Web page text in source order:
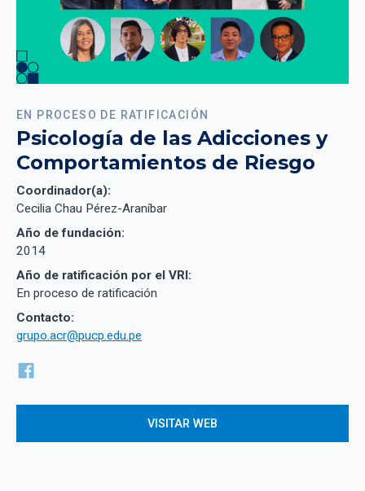
EN PROCESO DE RATIFICACIÓN
Psicología de las Adicciones y
Comportamientos de Riesgo
Coordinador(a):
Cecilia Chau Pérez-Araníbar
Año de fundación:
2014
Año de ratificación por el VRI:
En proceso de ratificación
Contacto:
grupo.acr@pucp.edu.pe
VISITAR WEB